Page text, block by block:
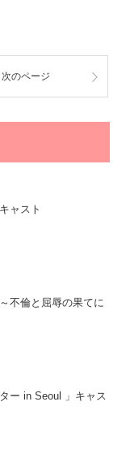
次のページ
ャスト
不倫と屈辱の果てに
ー in Seoul 」キャス